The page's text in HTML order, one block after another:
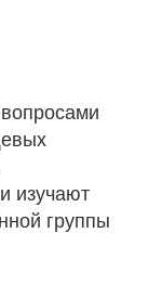
изучают
группы